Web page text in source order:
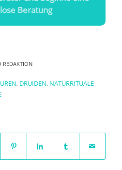
Beratung
REDAKTION
, DRUIDEN, NATURRITUALE